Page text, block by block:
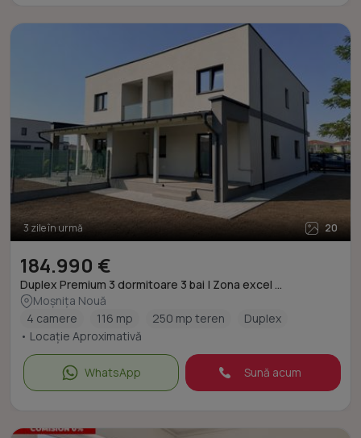
3 zile în urmă 20
184.990 €
Duplex Premium 3 dormitoare 3 bai | Zona excel ...
Moșnița Nouă
4 camere
116 mp 250 mp teren
Duplex
• Locație Aproximativă
WhatsApp Sună acum